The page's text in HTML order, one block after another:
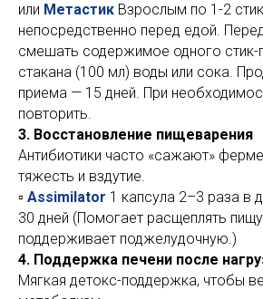
или Метастик Взрослым по 1-2
непосредственно перед едой.
смешать содержимое одного стик-
стакана (100 мл) воды или сока.
приема — 15 дней. При
повторить.
3. Восстановление пищеварения
Антибиотики часто «сажают»
тяжесть и вздутие.
▫️ Assimilator 1 капсула 2–3 раза в
30 дней (Помогает расщеплять
поддерживает поджелудочную.)
4. Поддержка печени после
Мягкая детокс-поддержка, чтобы